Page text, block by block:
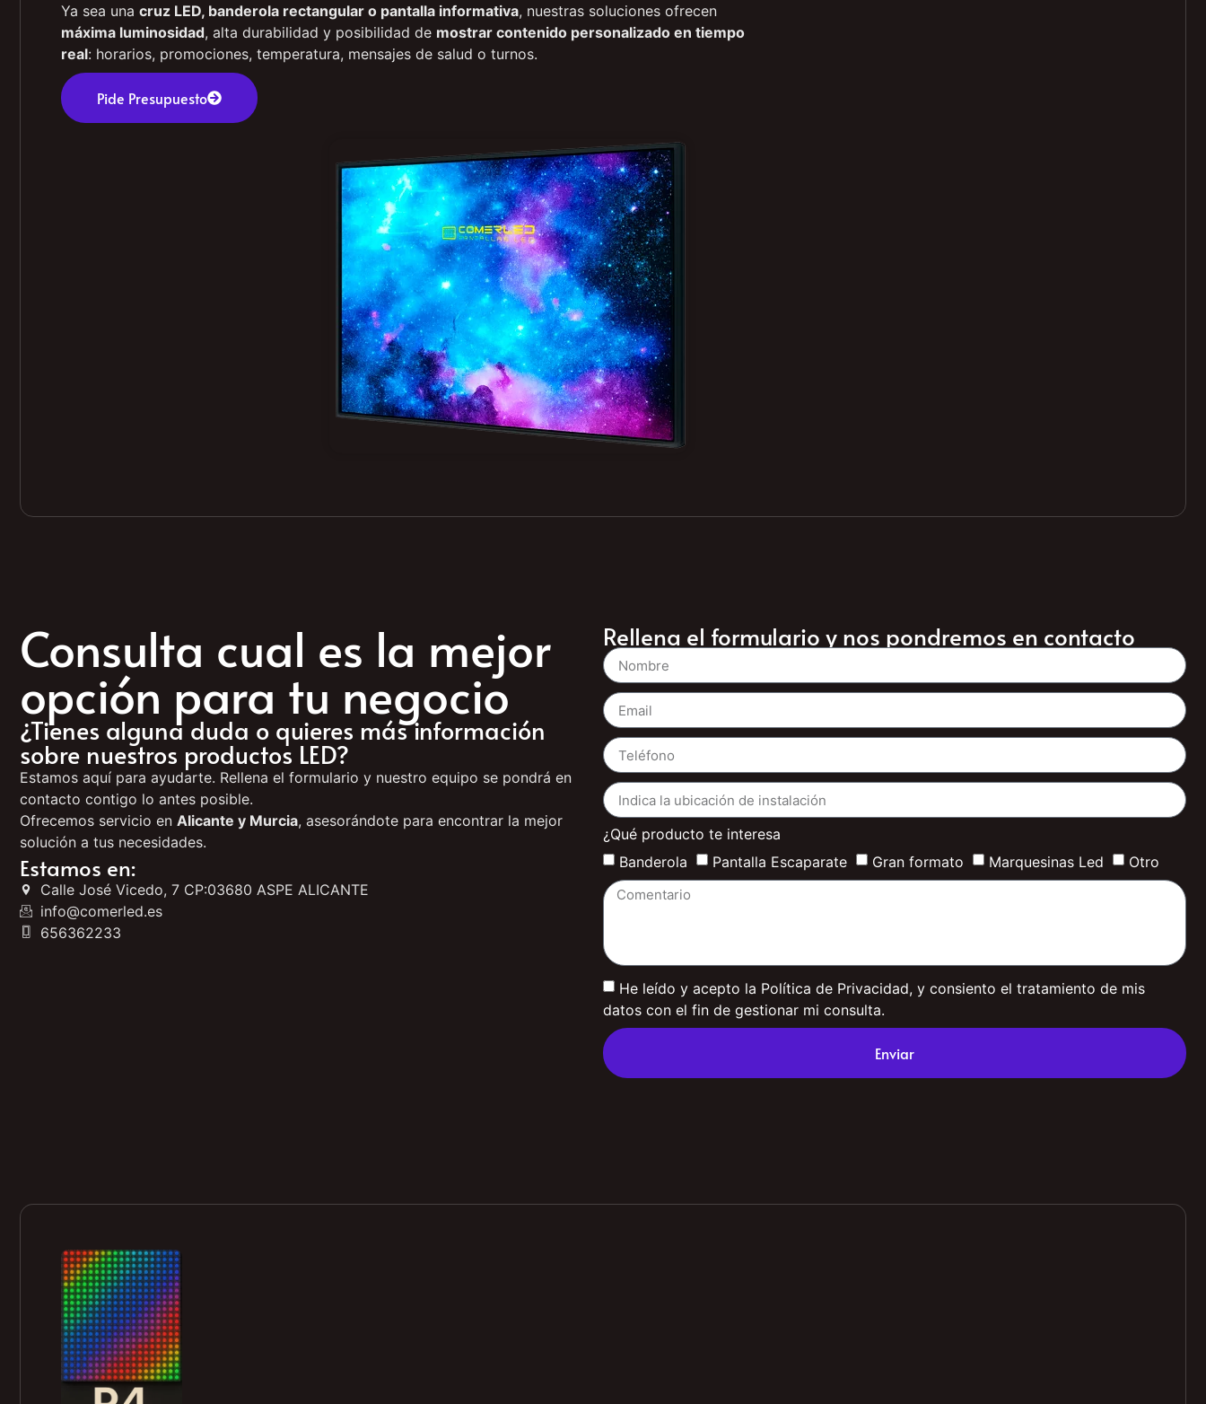
Ya sea una cruz LED, banderola rectangular o pantalla informativa, nuestras soluciones ofrecen
máxima luminosidad, alta durabilidad y posibilidad de mostrar contenido personalizado en tiempo
real: horarios, promociones, temperatura, mensajes de salud o turnos.
Pide Presupuesto
Consulta cual es la mejor
opción para tu negocio
¿Tienes alguna duda o quieres más información
sobre nuestros productos LED?
Estamos aquí para ayudarte. Rellena el formulario y nuestro equipo se pondrá en
contacto contigo lo antes posible.
Ofrecemos servicio en Alicante y Murcia, asesorándote para encontrar la mejor
solución a tus necesidades.
Estamos en:
Calle José Vicedo, 7 CP:03680 ASPE ALICANTE
info@comerled.es
656362233
Rellena el formulario y nos pondremos en contacto
¿Qué producto te interesa
Banderola
Pantalla Escaparate Gran formato Marquesinas Led Otro
He leído y acepto la Política de Privacidad, y consiento el tratamiento de mis
datos con el fin de gestionar mi consulta.
Enviar